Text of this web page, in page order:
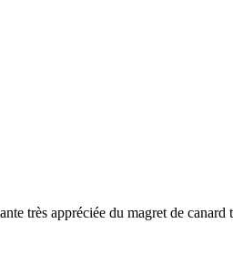
très appréciée du magret de